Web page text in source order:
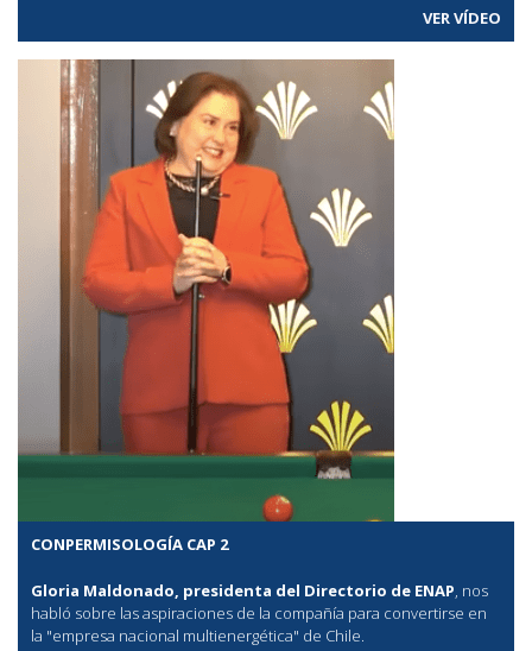
VER VÍDEO
CONPERMISOLOGÍA CAP 2
Gloria Maldonado, presidenta del Directorio de ENAP, nos
habló sobre las aspiraciones de la compañía para convertirse en
la "empresa nacional multienergética" de Chile.